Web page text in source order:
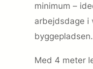
minimum –
arbejdsdage
byggepladsen.
Med 4 meter